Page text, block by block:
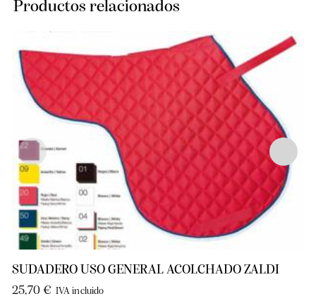
Productos relacionados
SUDADERO USO GENERAL ACOLCHADO ZALDI
25,70 € IVA incluido